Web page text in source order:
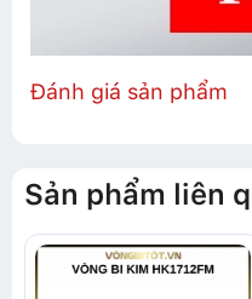
Đánh giá sản phẩm
Sản phẩm liên